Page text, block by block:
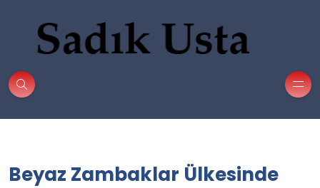
Beyaz Zambaklar Ülkesinde